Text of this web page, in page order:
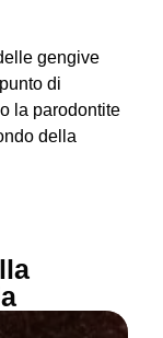
gengive
di
la parodontite
della